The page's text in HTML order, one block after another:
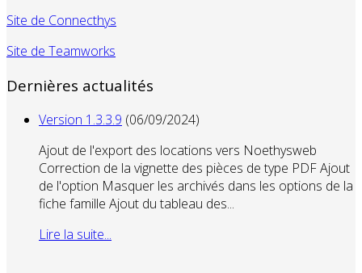
Site de Connecthys
Site de Teamworks
Dernières actualités
Version 1.3.3.9 (06/09/2024)
Ajout de l'export des locations vers Noethysweb
Correction de la vignette des pièces de type PDF Ajout
de l'option Masquer les archivés dans les options de la
fiche famille Ajout du tableau des...
Lire la suite...